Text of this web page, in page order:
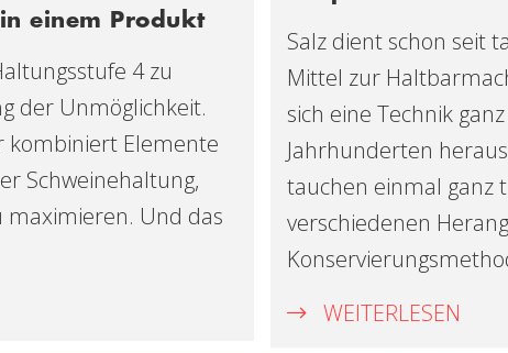
einem Produkt
4 zu
der Unmöglichkeit.
kombiniert Elemente
Schweinehaltung,
maximieren. Und das
Salz dient schon seit
Mittel zur
sich eine Technik
Jahrhunderten
tauchen einmal ganz
verschiedenen
WEITERLESEN